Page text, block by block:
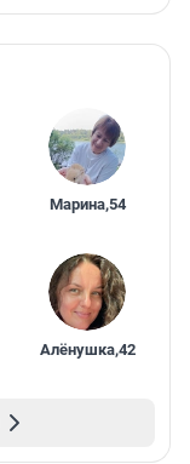
Марина,54
Алёнушка,42